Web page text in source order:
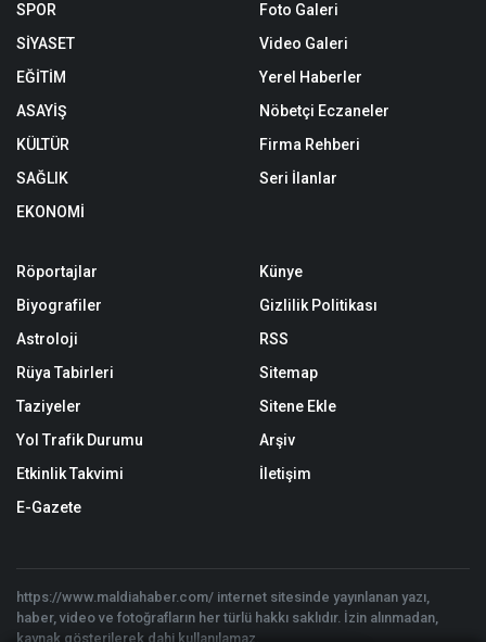
SPOR
SİYASET
EĞİTİM
ASAYİŞ
KÜLTÜR
SAĞLIK
EKONOMİ
Foto Galeri
Video Galeri
Yerel Haberler
Nöbetçi Eczaneler
Firma Rehberi
Seri İlanlar
Röportajlar
Biyografiler
Astroloji
Rüya Tabirleri
Taziyeler
Yol Trafik Durumu
Etkinlik Takvimi
E-Gazete
Künye
Gizlilik Politikası
RSS
Sitemap
Sitene Ekle
Arşiv
İletişim
https://www.maldiahaber.com/ internet sitesinde yayınlanan yazı,
haber, video ve fotoğrafların her türlü hakkı saklıdır. İzin alınmadan,
kaynak gösterilerek dahi kullanılamaz.